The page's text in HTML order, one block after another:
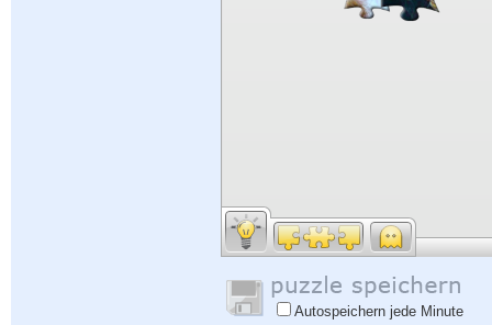
Autospeichern jede Minute